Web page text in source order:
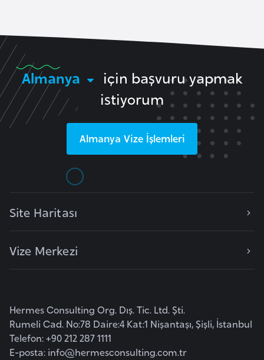
Almanya
için başvuru yapmak
istiyorum
Almanya Vize İşlemleri
Site Haritası
Vize Merkezi
Hermes Consulting Org. Dış. Tic. Ltd. Şti.
Rumeli Cad. No:78 Daire:4 Kat:1 Nişantaşı, Şişli, İstanbul
Telefon: +90 212 287 1111
E-posta: info@hermesconsulting.com.tr
B
o
s
n
a
k
u
r
i
s